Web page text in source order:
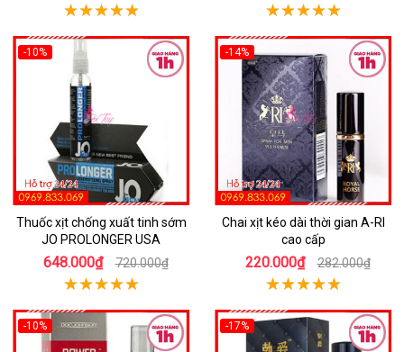
-10%
Thuốc xịt chống xuất tinh sớm
JO PROLONGER USA
648.000₫ 720.000₫
-14%
Chai xịt kéo dài thời gian A-RI
cao cấp
220.000₫ 282.000₫
-10% -17%